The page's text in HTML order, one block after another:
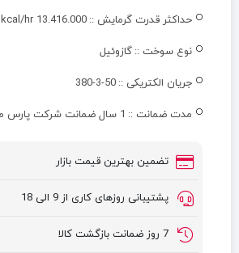
حداکثر قدرت گرمایش :: kcal/hr 13.416.000
نوع سوخت :: گازوئیل
جریان الکتریکی :: 380-3-50
مدت ضمانت :: 1 سال ضمانت شرکت پارس مشعل
تضمین بهترین قیمت بازار
پشتیبانی روزهای کاری از 9 الی 18
7 روز ضمانت بازگشت کالا